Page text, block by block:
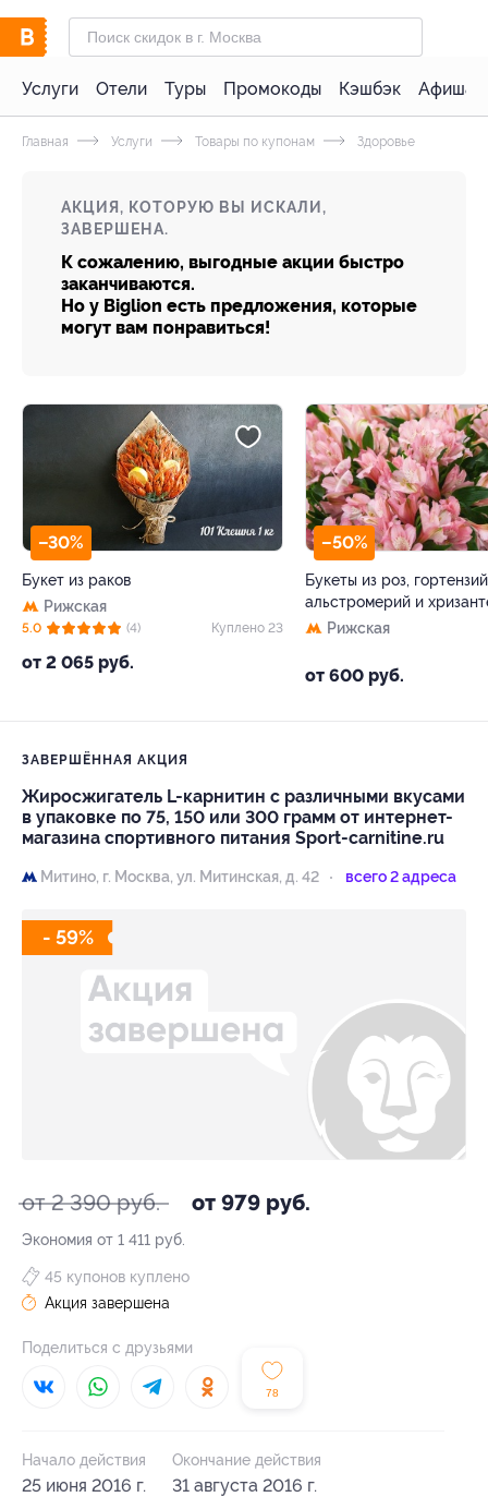
Услуги Отели Туры Промокоды Кэшбэк Афиша
Главная Услуги Товары по купонам Здоровье
АКЦИЯ, КОТОРУЮ ВЫ ИСКАЛИ,
ЗАВЕРШЕНА.
К сожалению, выгодные акции быстро
заканчиваются.
Но у Biglion есть предложения, которые
могут вам понравиться!
–30%
Букет из раков
Рижская
от 2 065 руб.
5.0 (4) Куплено 23
–50%
Букеты из роз,
альстромерий и
Рижская
от 600 руб.
ЗАВЕРШЁННАЯ АКЦИЯ
Жиросжигатель L-карнитин с различными вкусами
в упаковке по 75, 150 или 300 грамм от интернет-
магазина спортивного питания Sport-carnitine.ru
Митино, г. Москва, ул. Митинская, д. 42 всего 2 адреса
- 59%
от 2 390 руб. от 979 руб.
Экономия от 1 411 руб.
78
45 купонов куплено
Акция завершена
Поделиться с друзьями
Начало действия
25 июня 2016 г.
Окончание действия
31 августа 2016 г.